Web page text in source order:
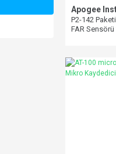
Apogee
P2-142
FAR